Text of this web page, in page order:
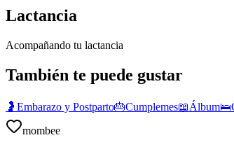
Lactancia
Acompañando tu lactancia
También te puede gustar
🤰 Embarazo y Postparto🎂Cumplemes📖Álbum🛌
mombee